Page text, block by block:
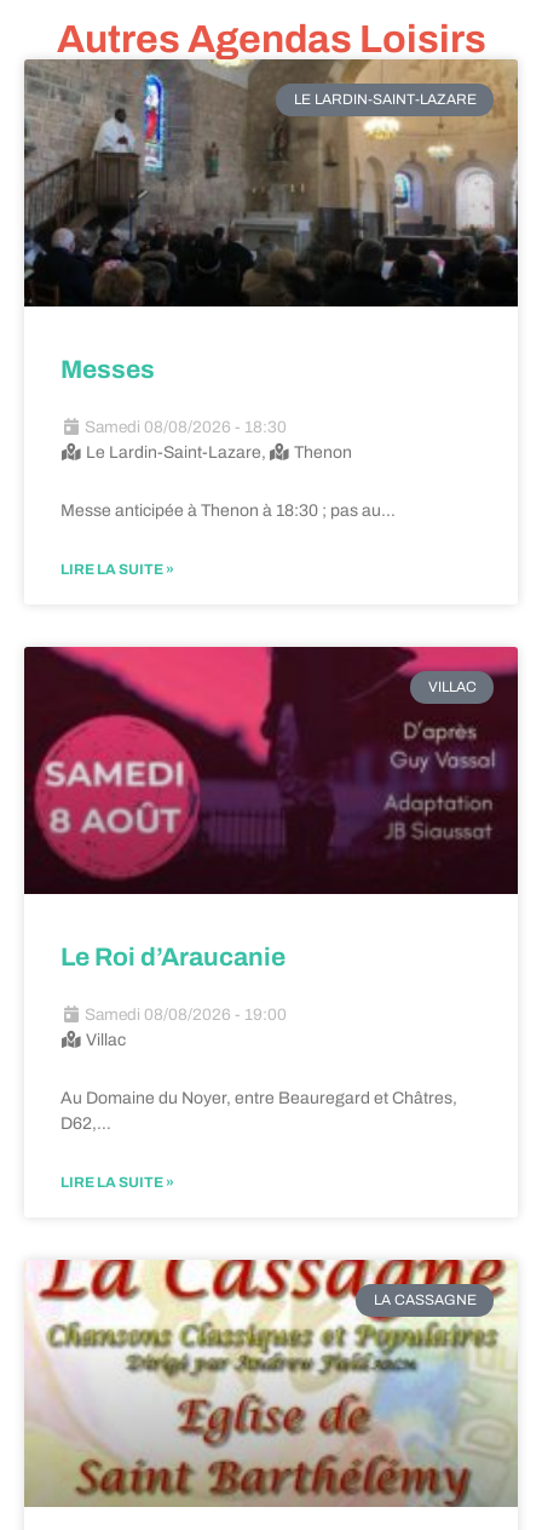
Autres Agendas Loisirs
LE LARDIN-SAINT-LAZARE
Messes
Samedi 08/08/2026 - 18:30
Le Lardin-Saint-Lazare,
Thenon
Messe anticipée à Thenon à 18:30 ; pas au…
LIRE LA SUITE »
VILLAC
Le Roi d’Araucanie
Samedi 08/08/2026 - 19:00
Villac
Au Domaine du Noyer, entre Beauregard et Châtres,
D62,…
LIRE LA SUITE »
LA CASSAGNE